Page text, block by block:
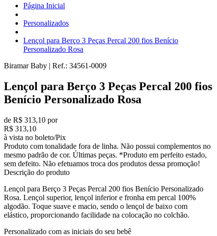
Página Inicial
Personalizados
Lençol para Berço 3 Peças Percal 200 fios Benício
Personalizado Rosa
Biramar Baby | Ref.: 34561-0009
Lençol para Berço 3 Peças Percal 200 fios
Benício Personalizado Rosa
de R$ 313,10 por
R$ 313,10
à vista no boleto/Pix
Produto com tonalidade fora de linha. Não possui complementos no
mesmo padrão de cor. Últimas peças. *Produto em perfeito estado,
sem defeito. Não efetuamos troca dos produtos dessa promoção!
Descrição do produto
Lençol para Berço 3 Peças Percal 200 fios Benício Personalizado
Rosa. Lençol superior, lençol inferior e fronha em percal 100%
algodão. Toque suave e macio, sendo o lençol de baixo com
elástico, proporcionando facilidade na colocação no colchão.
Personalizado com as iniciais do seu bebê